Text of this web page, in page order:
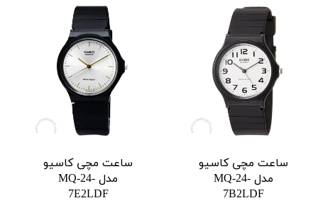
ساعت مچی کاسیو
مدل MQ-24-
7B2LDF
ساعت مچی کاسیو
مدل MQ-24-
7E2LDF